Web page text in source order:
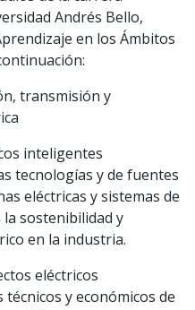
Andrés Bello,
en los Ámbitos
transmisión y
inteligentes
tecnologías y de fuentes
eléctricas y sistemas de
sostenibilidad y
en la industria.
eléctricos
y económicos de